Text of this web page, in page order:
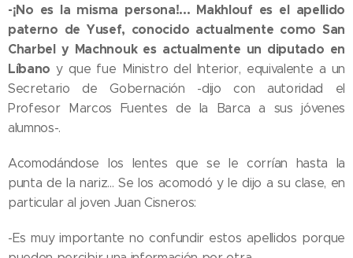
-¡No es la misma persona!... Makhlouf es el apellido
paterno de Yusef, conocido actualmente como San
Charbel y Machnouk es actualmente un diputado en
Líbano y que fue Ministro del Interior, equivalente a un
Secretario de Gobernación -dijo con autoridad el
Profesor Marcos Fuentes de la Barca a sus jóvenes
alumnos-.
Acomodándose los lentes que se le corrían hasta la
punta de la nariz... Se los acomodó y le dijo a su clase, en
particular al joven Juan Cisneros:
-Es muy importante no confundir estos apellidos porque